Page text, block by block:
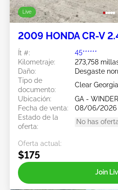
Live
2009 HONDA CR-V
Ít #:
45******
Kilometraje:
273,758
Daño:
Desgaste
Tipo de
documento:
Clear Georgia
Ubicación:
GA - WINDER
Fecha de venta:
08/06/2026
Estado de la
oferta:
No has
Oferta actual:
$175
Join